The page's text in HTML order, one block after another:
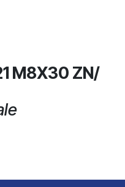
M8X30 ZN/